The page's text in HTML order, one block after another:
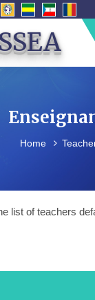
Home
list of teachers